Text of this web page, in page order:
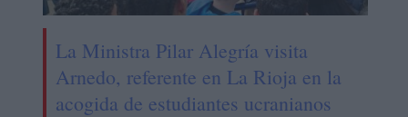
La Ministra Pilar Alegría visita
Arnedo, referente en La Rioja en la
acogida de estudiantes ucranianos